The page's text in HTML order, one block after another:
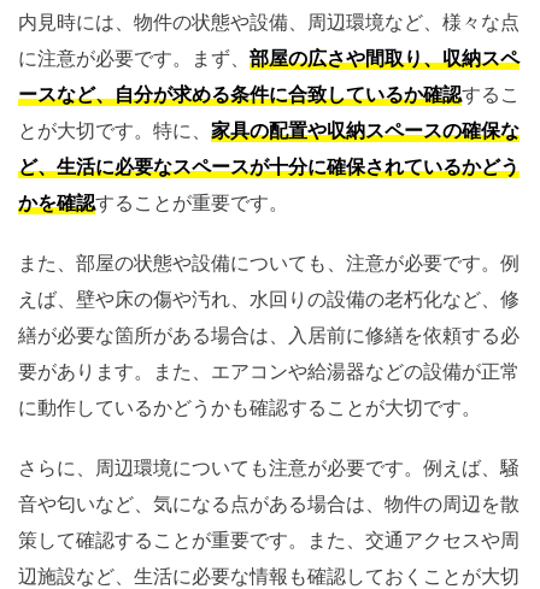
内見時には、物件の状態や設備、周辺環境など、様々な点
に注意が必要です。まず、 部屋の広さや間取り、収納スペ
ースなど、自分が求める条件に合致しているか確認するこ
とが大切です。特に、 家具の配置や収納スペースの確保な
ど、生活に必要なスペースが十分に確保されているかどう
かを確認することが重要です。
また、部屋の状態や設備についても、注意が必要です。例
えば、壁や床の傷や汚れ、水回りの設備の老朽化など、修
繕が必要な箇所がある場合は、入居前に修繕を依頼する必
要があります。また、エアコンや給湯器などの設備が正常
に動作しているかどうかも確認することが大切です。
さらに、周辺環境についても注意が必要です。例えば、騒
音や匂いなど、気になる点がある場合は、物件の周辺を散
策して確認することが重要です。また、交通アクセスや周
辺施設など、生活に必要な情報も確認しておくことが大切